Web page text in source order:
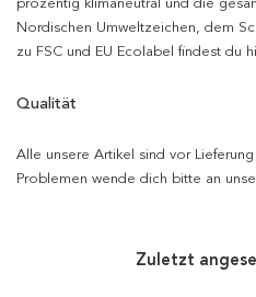
prozentig klimaneutral und die
Nordischen Umweltzeichen, dem
zu FSC und EU Ecolabel findest du
Qualität
Alle unsere Artikel sind vor
Problemen wende dich bitte an
Zuletzt